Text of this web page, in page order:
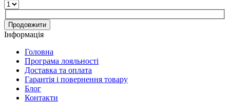
Продовжити
Інформація
Головна
Програма лояльності
Доставка та оплата
Гарантія і повернення товару
Блог
Контакти